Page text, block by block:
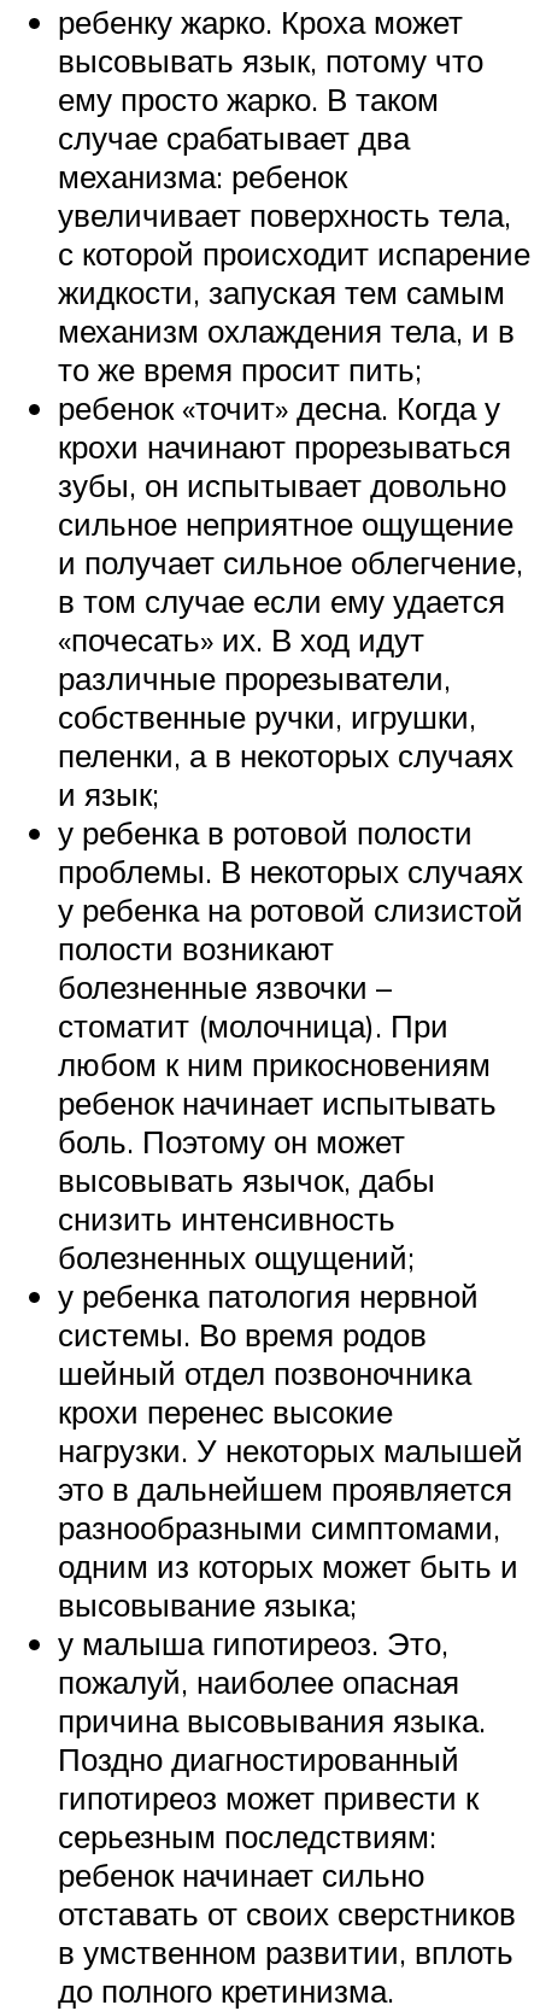
ребенку жарко. Кроха может
высовывать язык, потому что
ему просто жарко. В таком
случае срабатывает два
механизма: ребенок
увеличивает поверхность тела,
с которой происходит испарение
жидкости, запуская тем самым
механизм охлаждения тела, и в
то же время просит пить;
ребенок «точит» десна. Когда у
крохи начинают прорезываться
зубы, он испытывает довольно
сильное неприятное ощущение
и получает сильное облегчение,
в том случае если ему удается
«почесать» их. В ход идут
различные прорезыватели,
собственные ручки, игрушки,
пеленки, а в некоторых случаях
и язык;
у ребенка в ротовой полости
проблемы. В некоторых случаях
у ребенка на ротовой слизистой
полости возникают
болезненные язвочки –
стоматит (молочница). При
любом к ним прикосновениям
ребенок начинает испытывать
боль. Поэтому он может
высовывать язычок, дабы
снизить интенсивность
болезненных ощущений;
у ребенка патология нервной
системы. Во время родов
шейный отдел позвоночника
крохи перенес высокие
нагрузки. У некоторых малышей
это в дальнейшем проявляется
разнообразными симптомами,
одним из которых может быть и
высовывание языка;
у малыша гипотиреоз. Это,
пожалуй, наиболее опасная
причина высовывания языка.
Поздно диагностированный
гипотиреоз может привести к
серьезным последствиям:
ребенок начинает сильно
отставать от своих сверстников
в умственном развитии, вплоть
до полного кретинизма.